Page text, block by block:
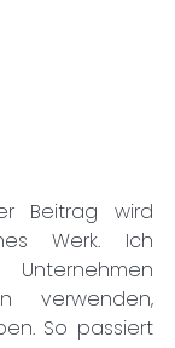
Beitrag wird
Werk. Ich
verwenden,
So passiert